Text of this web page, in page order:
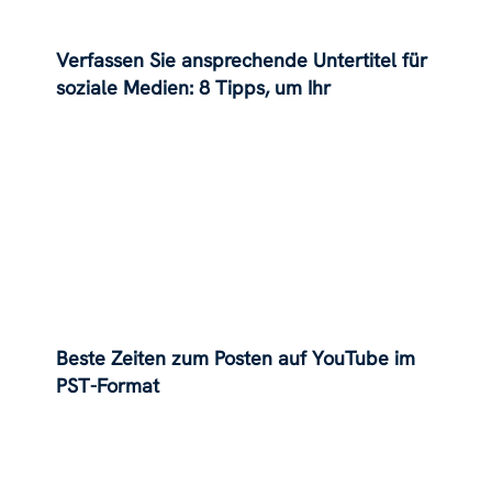
Verfassen Sie ansprechende Untertitel für
soziale Medien: 8 Tipps, um Ihr
Beste Zeiten zum Posten auf YouTube im
PST-Format